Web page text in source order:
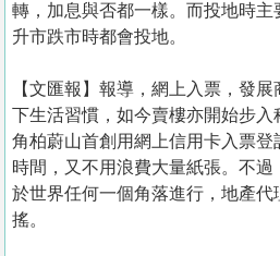
轉，加息與否都一樣。而投地時主
升市跌市時都會投地。
【文匯報】報導，網上入票，發
下生活習慣，如今賣樓亦開始步
角柏蔚山首創用網上信用卡入票
時間，又不用浪費大量紙張。不
於世界任何一個角落進行，地產
搖。